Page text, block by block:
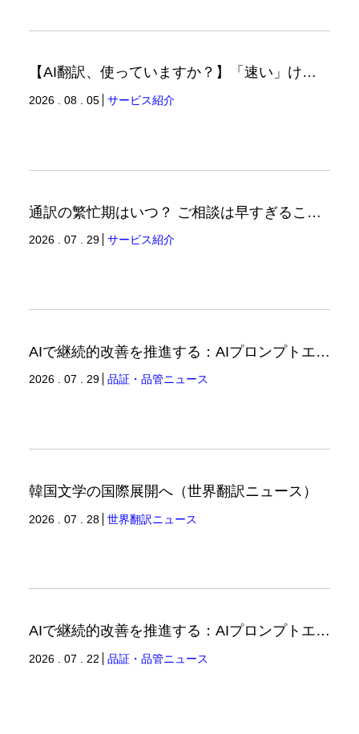
【AI翻訳、使っていますか？】「速い」けど「正しい」は別の話（翻訳ブログ）
2026 . 08 . 05 サービス紹介
通訳の繁忙期はいつ？ ご相談は早すぎることはありません。（通訳ブログ）
2026 . 07 . 29 サービス紹介
AIで継続的改善を推進する：AIプロンプトエンジニアリングへの品質思考の適用-3（品証品管ニュース）
2026 . 07 . 29 品証・品管ニュース
韓国文学の国際展開へ（世界翻訳ニュース）
2026 . 07 . 28 世界翻訳ニュース
AIで継続的改善を推進する：AIプロンプトエンジニアリングへの品質思考の適用-2（品証品管ニュース）
2026 . 07 . 22 品証・品管ニュース